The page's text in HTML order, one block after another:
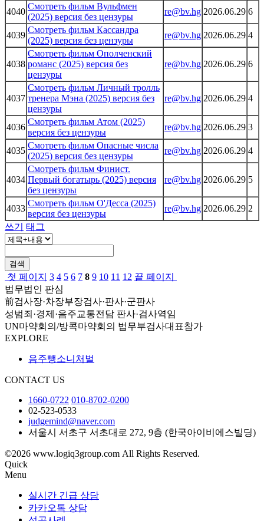
4040
Смотреть фильм Вульфмен
(2025) версия без цензуры
re@bv.hg 2026.06.29 6
4039
Смотреть фильм Кассандра
(2025) версия без цензуры
re@bv.hg 2026.06.29 4
4038
Смотреть фильм Ополченский
романс (2025) версия без
цензуры
re@bv.hg 2026.06.29 6
4037
Смотреть фильм Личный тролль
тренера Мэна (2025) версия без
цензуры
re@bv.hg 2026.06.29 4
4036
Смотреть фильм Атом (2025)
версия без цензуры
re@bv.hg 2026.06.29 3
4035
Смотреть фильм Опасные числа
(2025) версия без цензуры
re@bv.hg 2026.06.29 4
4034
Смотреть фильм Финист.
Первый богатырь (2025) версия
без цензуры
re@bv.hg 2026.06.29 5
4033
Смотреть фильм О'Десса (2025)
версия без цензуры
re@bv.hg 2026.06.29 2
쓰기
태그
검색
첫 페이지 3 4 5 6 7 8 9 10 11 12 끝 페이지
법무법인 판심
前검사장·차장부장검사·판사·군판사
성범죄·경제·음주교통전담 판사·검사역임
UN마약회의/방콕마약회의 법무부검사대표참가
EXPLORE
음주뺑소니처벌
CONTACT US
1660-0722 010-8702-0200
02-523-0533
judgemind@naver.com
서울시 서초구 서초대로 272, 9층 (한국아이비에스빌딩)
©2026 www.logiq3group.com All Rights Reserved.
Quick
Menu
실시간 긴급 상담
카카오톡 상담